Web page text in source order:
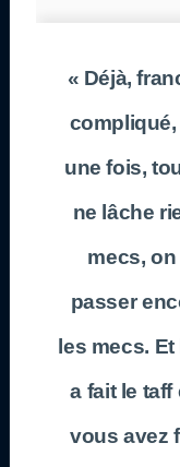
« Déjà,
compliqué,
une fois,
ne lâche
mecs,
passer
les mecs. Et
a fait le
vous avez